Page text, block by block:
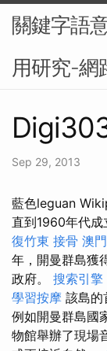
關鍵字語
用研究-網
Sep 29, 2013
藍色leguan
直到1960年代成
復竹東 接骨 澳
年，開曼群島獲
政府。 搜索引擎
學習按摩 該島的
例如開曼群島國
物館舉辦了現場